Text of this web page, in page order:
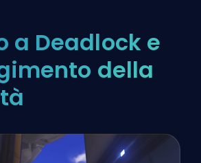
a Deadlock e
della